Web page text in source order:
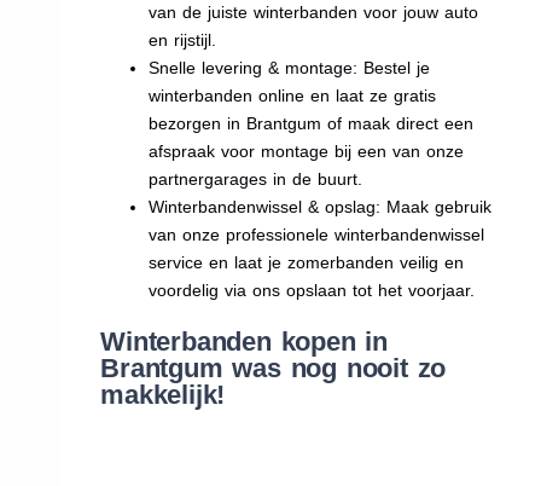
van de juiste winterbanden voor jouw auto
en rijstijl.
Snelle levering & montage: Bestel je
winterbanden online en laat ze gratis
bezorgen in Brantgum of maak direct een
afspraak voor montage bij een van onze
partnergarages in de buurt.
Winterbandenwissel & opslag: Maak gebruik
van onze professionele winterbandenwissel
service en laat je zomerbanden veilig en
voordelig via ons opslaan tot het voorjaar.
Winterbanden kopen in
Brantgum was nog nooit zo
makkelijk!